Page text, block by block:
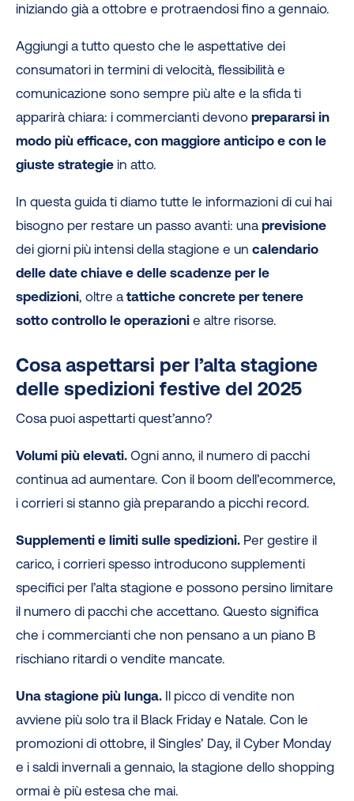
iniziando già a ottobre e protraendosi fino a gennaio.
Aggiungi a tutto questo che le aspettative dei
consumatori in termini di velocità, flessibilità e
comunicazione sono sempre più alte e la sfida ti
apparirà chiara: i commercianti devonoprepararsi in
modo più efficace, con maggiore anticipo e con le
giuste strategie in atto.
In questa guida ti diamo tutte le informazioni di cui hai
bisogno per restare un passo avanti: unaprevisione
dei giorni più intensi della stagione e uncalendario
delle date chiave e delle scadenze per le
spedizioni, oltre atattiche concrete per tenere
sotto controllo le operazioni e altre risorse.
Cosa aspettarsi per l’alta stagione
delle spedizioni festive del 2025
Cosa puoi aspettarti quest’anno?
Volumi più elevati. Ogni anno, il numero di pacchi
continua ad aumentare. Con il boom dell’ecommerce,
i corrieri si stanno già preparando a picchi record.
Supplementi e limiti sulle spedizioni. Per gestire il
carico, i corrieri spesso introducono supplementi
specifici per l’alta stagione e possono persino limitare
il numero di pacchi che accettano. Questo significa
che i commercianti che non pensano a un piano B
rischiano ritardi o vendite mancate.
Una stagione più lunga. Il picco di vendite non
avviene più solo tra il Black Friday e Natale. Con le
promozioni di ottobre, il Singles’ Day, il Cyber Monday
e i saldi invernali a gennaio, la stagione dello shopping
ormai è più estesa che mai.